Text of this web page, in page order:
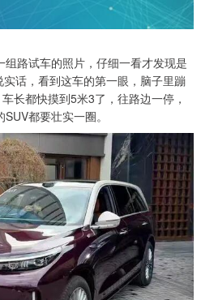
路试车的照片，仔细一看才发现是
话，看到这车的第一眼，脑子里蹦
长都快摸到5米3了，往路边一停，
都要壮实一圈。